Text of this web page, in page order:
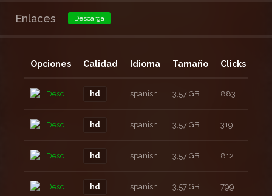
Enlaces Descarga
Opciones Calidad Idioma Tamaño Clicks
Descarga hd spanish 3,57 GB 883
Descarga hd spanish 3,57 GB 319
Descarga hd spanish 3,57 GB 812
Descarga hd spanish 3,57 GB 799